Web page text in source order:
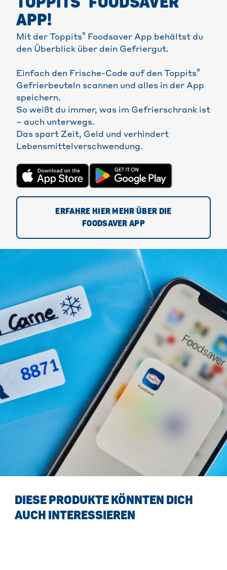
APP!
Mit der Toppits® Foodsaver App behältst du
den Überblick über dein Gefriergut.
Einfach den Frische-Code auf den Toppits®
Gefrierbeuteln scannen und alles in der App
speichern.
So weißt du immer, was im Gefrierschrank ist
– auch unterwegs.
Das spart Zeit, Geld und verhindert
Lebensmittelverschwendung.
ERFAHRE HIER MEHR ÜBER DIE
FOODSAVER APP
DIESE PRODUKTE KÖNNTEN DICH
AUCH INTERESSIEREN